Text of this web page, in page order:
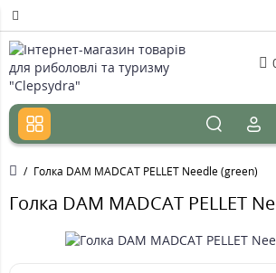
Голка DAM MADCAT PELLET Needle (green)
Голка DAM MADCAT PELLET